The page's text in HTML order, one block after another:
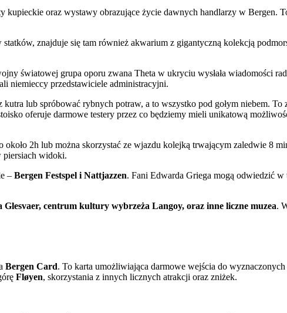
kupieckie oraz wystawy obrazujące życie dawnych handlarzy w Bergen.
znajduje się tam również akwarium z gigantyczną kolekcją
światowej grupa oporu zwana Theta w ukryciu wysłała wiadomości
niemieccy przedstawiciele administracyjni.
lub spróbować rybnych potraw, a to wszystko pod gołym niebem.
oferuje darmowe testery przez co będziemy mieli unikatową
2h lub można skorzystać ze wjazdu kolejką trwającym zaledwie 8
piersiach widoki.
– Bergen Festspel i Nattjazzen. Fani Edwarda Griega mogą odwiedzić
Glesvaer, centrum kultury wybrzeża Langoy, oraz inne liczne muzea.
Bergen Card. To karta umożliwiająca darmowe wejścia do
Fløyen, skorzystania z innych licznych atrakcji oraz zniżek.